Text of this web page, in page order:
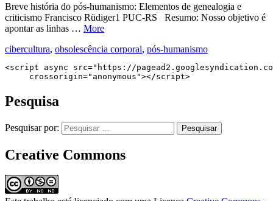
Breve história do pós-humanismo: Elementos de genealogia e
criticismo Francisco Rüdiger1 PUC-RS Resumo: Nosso objetivo é
apontar as linhas … More
cibercultura, obsolescência corporal, pós-humanismo
<script async src="https://
     crossorigin="anonymous"></script>
Pesquisa
Pesquisar por:
Creative Commons